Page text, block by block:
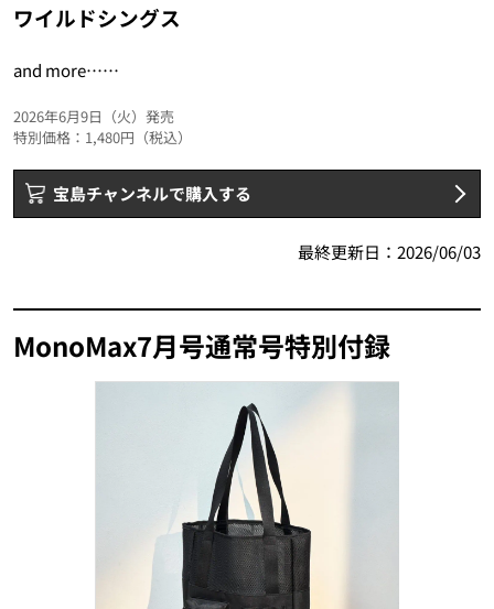
ワイルドシングス
and more……
2026年6月9日（火）発売
特別価格：1,480円（税込）
宝島チャンネルで購入する
最終更新日：2026/06/03
MonoMax7月号通常号特別付録